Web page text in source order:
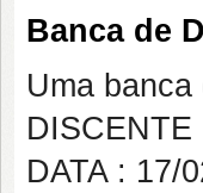
Banca de
Uma
DATA : 17/